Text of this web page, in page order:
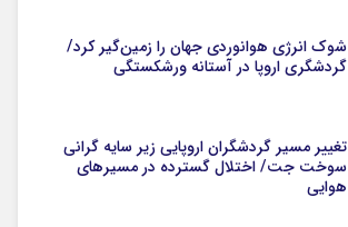
شوک انرژی هوانوردی جهان را زمین‌گیر کرد/
گردشگری اروپا در آستانه ورشکستگی
تغییر مسیر گردشگران اروپایی زیر سایه گرانی
سوخت جت/ اختلال گسترده در مسیرهای
هوایی